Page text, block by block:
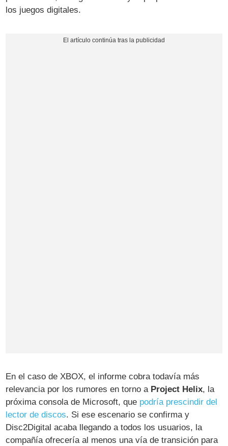
los juegos digitales.
En el caso de XBOX, el informe cobra todavía más
relevancia por los rumores en torno a Project Helix, la
próxima consola de Microsoft, que podría prescindir del
lector de discos. Si ese escenario se confirma y
Disc2Digital acaba llegando a todos los usuarios, la
compañía ofrecería al menos una vía de transición para